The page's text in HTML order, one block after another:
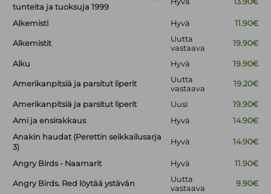
tunteita ja tuoksuja 1999
Alkemisti Hyvä 11.90€
Alkemistit
Uutta
vastaava
19.90€
Alku Hyvä 19.90€
Amerikanpitsiä ja parsitut liperit
Uutta
vastaava
19.20€
Amerikanpitsiä ja parsitut liperit Uusi
19.90€
Ami ja ensirakkaus
Hyvä
14.90€
Anakin haudat (Perettin seikkailusarja
3)
Hyvä 14.90€
Angry Birds - Naamarit Hyvä 11.90€
Angry Birds. Red löytää ystävän
Uutta
vastaava
9.90€